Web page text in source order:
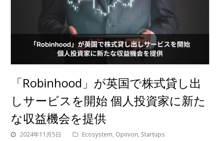
「Robinhood」が英国で株式貸し出
しサービスを開始 個人投資家に新た
な収益機会を提供
2024年11月5日 Ecosystem, Opinion, Startups